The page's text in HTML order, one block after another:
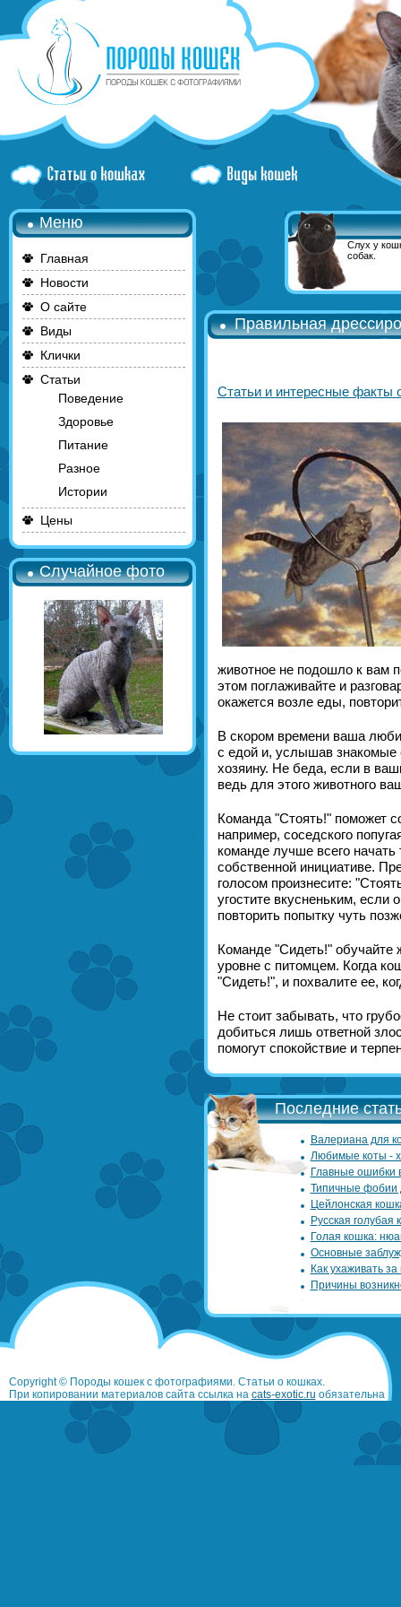
Меню
Главная
Новости
О сайте
Виды
Клички
Статьи
Поведение
Здоровье
Питание
Разное
Истории
Цены
Случайное фото
Слух у
собак.
Правильная
Статьи и интересные факты
животное не подошло к вам
этом поглаживайте и
окажется возле еды,
В скором времени ваша
с едой и, услышав знакомые
хозяину. Не беда, если в
ведь для этого животного
Команда "Стоять!" поможет
например, соседского
команде лучше всего начать
собственной инициативе.
голосом произнесите:
угостите вкусненьким,
повторить попытку чуть
Команде "Сидеть!" обучайте
уровне с питомцем. Когда
"Сидеть!", и похвалите ее,
Не стоит забывать, что
добиться лишь ответной
помогут спокойствие и
Последние
Валериана для
Любимые коты -
Главные ошибки
Типичные фобии
Цейлонская
Русская голубая
Голая кошка:
Основные
Как ухаживать
Причины
Copyright © Породы кошек с фотографиями. Статьи о кошках.
При копировании материалов сайта ссылка на cats-exotic.ru обязательна